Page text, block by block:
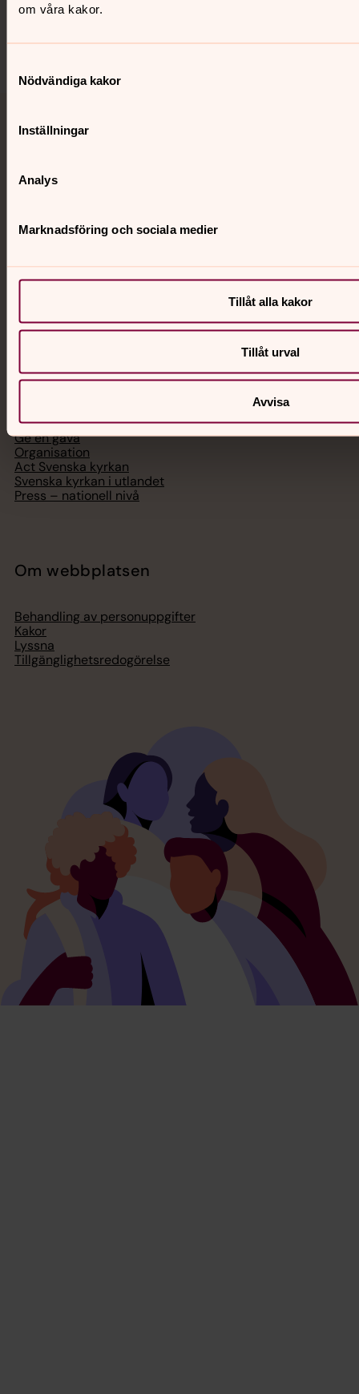
om våra kakor.
Nödvändiga kakor
Inställningar
Analys
Marknadsföring och sociala medier
Tillåt alla kakor
Tillåt urval
Avvisa
Sociala kanaler
Jourhavande präst
med en präst på kvällar och nätter.
Chatt
Telefon 112
Lediga jobb
Ge en gåva
Organisation
Act Svenska kyrkan
Svenska kyrkan i utlandet
Press – nationell nivå
Om webbplatsen
Behandling av personuppgifter
Kakor
Lyssna
Tillgänglighetsredogörelse